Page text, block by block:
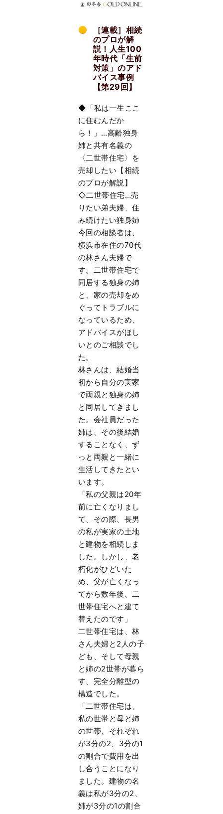
［連載］相続
のプロが解
説！人生100
年時代「生前
対策」のアド
バイス事例
【第29回】
◆「私は一生ここ
に住むんだか
ら！」…高齢独身
姉と共有名義の
〈二世帯住宅〉を
売却したい【相続
のプロが解説】
◇二世帯住宅…売
りたい弟夫婦、住
み続けたい独身姉
今回の相談者は、
横浜市在住の70代
の林さん夫婦で
す。二世帯住宅で
同居する独身の姉
と、家の売却をめ
ぐってトラブルに
なっているため、
アドバイスがほし
いとのご相談でし
た。
林さんは、結婚当
初から自分の実家
で両親と独身の姉
と同居してきまし
た。会社員だった
姉は、その後結婚
することなく、ず
っと両親と一緒に
生活してきたとい
います。
「私の父親は20年
前に亡くなりまし
て、その際、長男
の私が実家の土地
と建物を相続しま
した。しかし、老
朽化がひどいた
め、父が亡くなっ
てから数年後、二
世帯住宅へと建て
替えたのです」
二世帯住宅は、林
さん夫婦と2人の子
ども、そして母親
と姉の2世帯が暮ら
す、完全分離型の
構造でした。
「二世帯住宅は、
私の世帯と母と姉
の世帯、それぞれ
が3分の2、3分の1
の割合で費用を出
し合うことになり
ました。建物の名
義は私が3分の2、
姉が3分の1の割合